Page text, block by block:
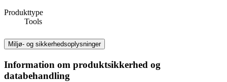
Produkttype
Tools
Miljø- og sikkerhedsoplysninger
Information om produktsikkerhed og
databehandling